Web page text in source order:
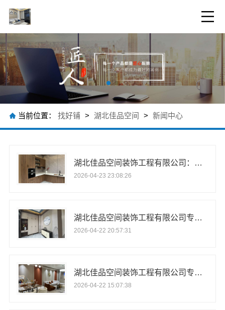
当前位置： 找好铺 > 湖北佳品空间 > 新闻中心
湖北佳品空间装饰工程有限公司：全铝整装引领家装潮流
2026-04-23 23:08:26
湖北佳品空间装饰工程有限公司专注全铝整装定制
2026-04-22 20:57:31
湖北佳品空间装饰工程有限公司专业铝制家居装修
2026-04-22 15:07:38